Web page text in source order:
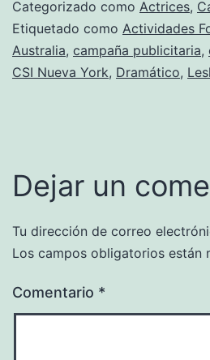
Categorizado como Actrices,
Etiquetado como Actividades
Australia, campaña publicitaria,
CSI Nueva York, Dramático,
Dejar un
Tu dirección de correo
Los campos obligatorios están
Comentario *